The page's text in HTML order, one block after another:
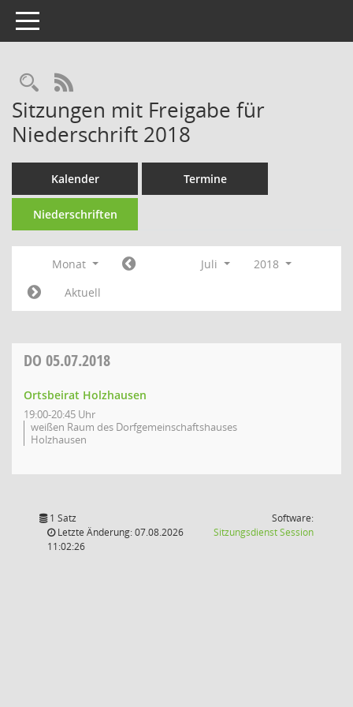
Toggle navigation
Rechercheauswahl
RSS-Feed
Sitzungen mit Freigabe für
Niederschrift 2018
Kalender Termine
Niederschriften
Monat Juli
2018
Aktuell
DO 05.07.2018
Ortsbeirat Holzhausen
19:00-20:45 Uhr
weißen Raum des Dorfgemeinschaftshauses
Holzhausen
1 Satz
Letzte Änderung: 07.08.2026
11:02:26
Software:
SitzungsdienstSession(Wird in